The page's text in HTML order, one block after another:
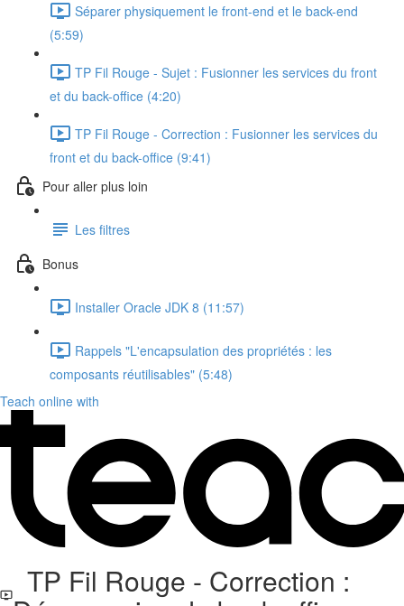
Séparer physiquement le front-end et le back-end
(5:59)
TP Fil Rouge - Sujet : Fusionner les services du front
et du back-office (4:20)
TP Fil Rouge - Correction : Fusionner les services du
front et du back-office (9:41)
Pour aller plus loin
Les filtres
Bonus
Installer Oracle JDK 8 (11:57)
Rappels "L'encapsulation des propriétés : les
composants réutilisables" (5:48)
Teach online with
TP Fil Rouge - Correction :